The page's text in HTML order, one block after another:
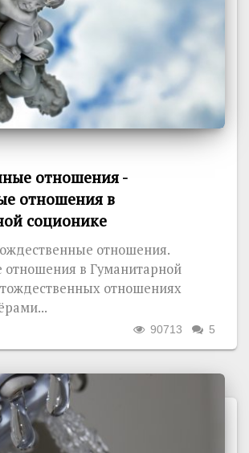
отношения -
отношения в
соционике
отношения.
в Гуманитарной
отношениях
5
90713